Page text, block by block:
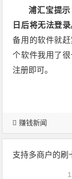
浦汇宝提
日后将无法登录
备用的软件就
个软件我用了
注册即可。
赚钱新闻
支持多商户的刷